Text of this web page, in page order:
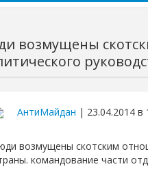
возмущены
АнтиМайдан | 23.04.2014 в
возмущены скотским
командование части